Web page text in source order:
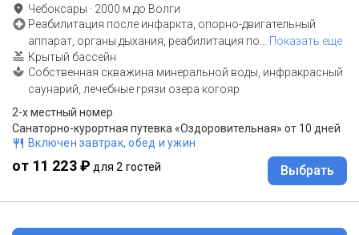
Чебоксары · 2000 м до Волги
Реабилитация после инфаркта, опорно-двигательный
аппарат, органы дыхания, реабилитация по
Показать еще
Крытый бассейн
Собственная скважина минеральной воды, инфракрасный
саунарий, лечебные грязи озера когояр
2-х местный номер
Санаторно-курортная путевка «Оздоровительная» от 10 дней
Включен завтрак, обед и ужин
от 11 223 ₽ для 2 гостей Выбрать